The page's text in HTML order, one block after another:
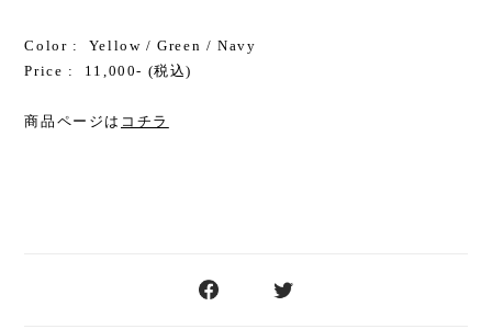
Color : Yellow / Green / Navy
Price : 11,000- (税込)
商品ページは コチラ